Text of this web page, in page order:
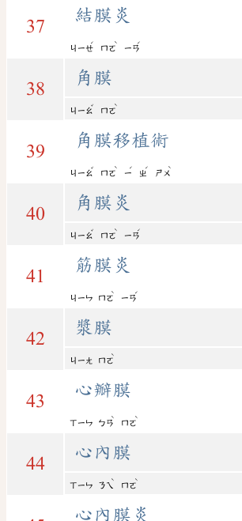
37
結膜炎
ㄐㄧㄝ
ˊ
ㄇㄛ
ˋ
ㄧㄢ
ˊ
38
角膜
ㄐㄧㄠ
ˇ
ㄇㄛ
ˋ
39
角膜移植術
ㄐㄧㄠ
ˇ
ㄇㄛ
ˋ
ㄧ
ˊ
ㄓ
ˊ
ㄕㄨ
ˋ
40
角膜炎
ㄐㄧㄠ
ˇ
ㄇㄛ
ˋ
ㄧㄢ
ˊ
41
筋膜炎
ㄐㄧㄣ ㄇㄛ
ˋ
ㄧㄢ
ˊ
42
漿膜
ㄐㄧㄤ ㄇㄛ
ˋ
43
心瓣膜
ㄒㄧㄣ ㄅㄢ
ˋ
ㄇㄛ
ˋ
44
心內膜
ㄒㄧㄣ ㄋㄟ
ˋ
ㄇㄛ
ˋ
心內膜炎